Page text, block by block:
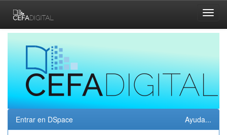
navigation
Entrar en DSpace Ayuda...